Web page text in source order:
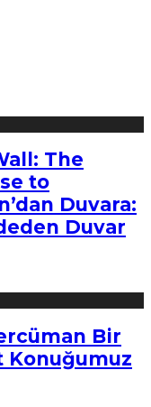
The
to
Duvara:
Duvar
Bir
Konuğumuz